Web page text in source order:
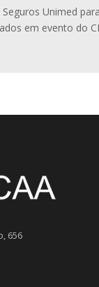
Unimed para
em evento do
656